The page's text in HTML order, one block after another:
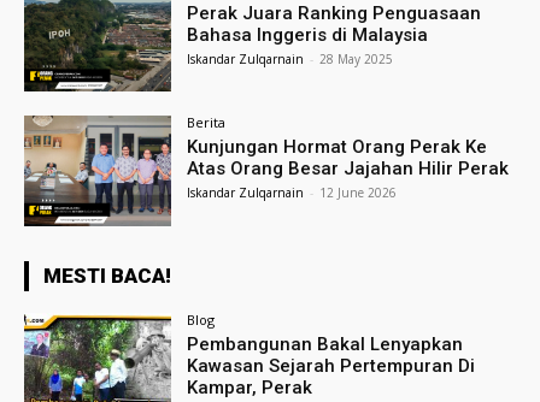
Perak Juara Ranking Penguasaan
Bahasa Inggeris di Malaysia
Iskandar Zulqarnain - 28 May 2025
Berita
Kunjungan Hormat Orang Perak Ke
Atas Orang Besar Jajahan Hilir Perak
Iskandar Zulqarnain - 12 June 2026
MESTI BACA!
Blog
Pembangunan Bakal Lenyapkan
Kawasan Sejarah Pertempuran Di
Kampar, Perak